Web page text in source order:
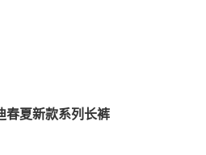
春夏新款系列长裤